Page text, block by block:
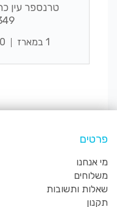
טרנספר עין
1 במארז
פרטים
מי אנחנו
משלוחים
שאלות ותשובות
תקנון